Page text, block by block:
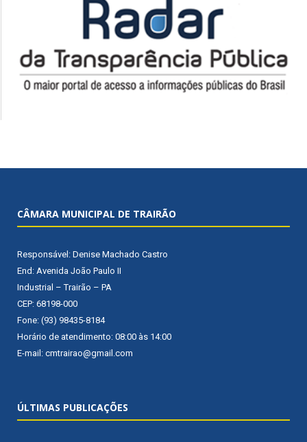
CÂMARA MUNICIPAL DE TRAIRÃO
Responsável: Denise Machado Castro
End: Avenida João Paulo II
Industrial – Trairão – PA
CEP: 68198-000
Fone: (93) 98435-8184
Horário de atendimento: 08:00 às 14:00
E-mail: cmtrairao@gmail.com
ÚLTIMAS PUBLICAÇÕES